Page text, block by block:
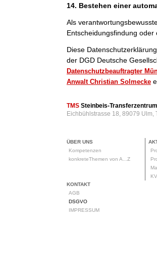
14. Bestehen einer
Als
Entscheidungsfindung oder
Diese
der DGD Deutsche
Datenschutzbeauftragter
Anwalt Christian Solmecke
TMS Steinbeis-
Eichbühlstrasse 18, 89079
ÜBER UNS
Kompetenzen
konkreteThemen von A...Z
KONTAKT
AGB
DSGVO
IMPRESSUM